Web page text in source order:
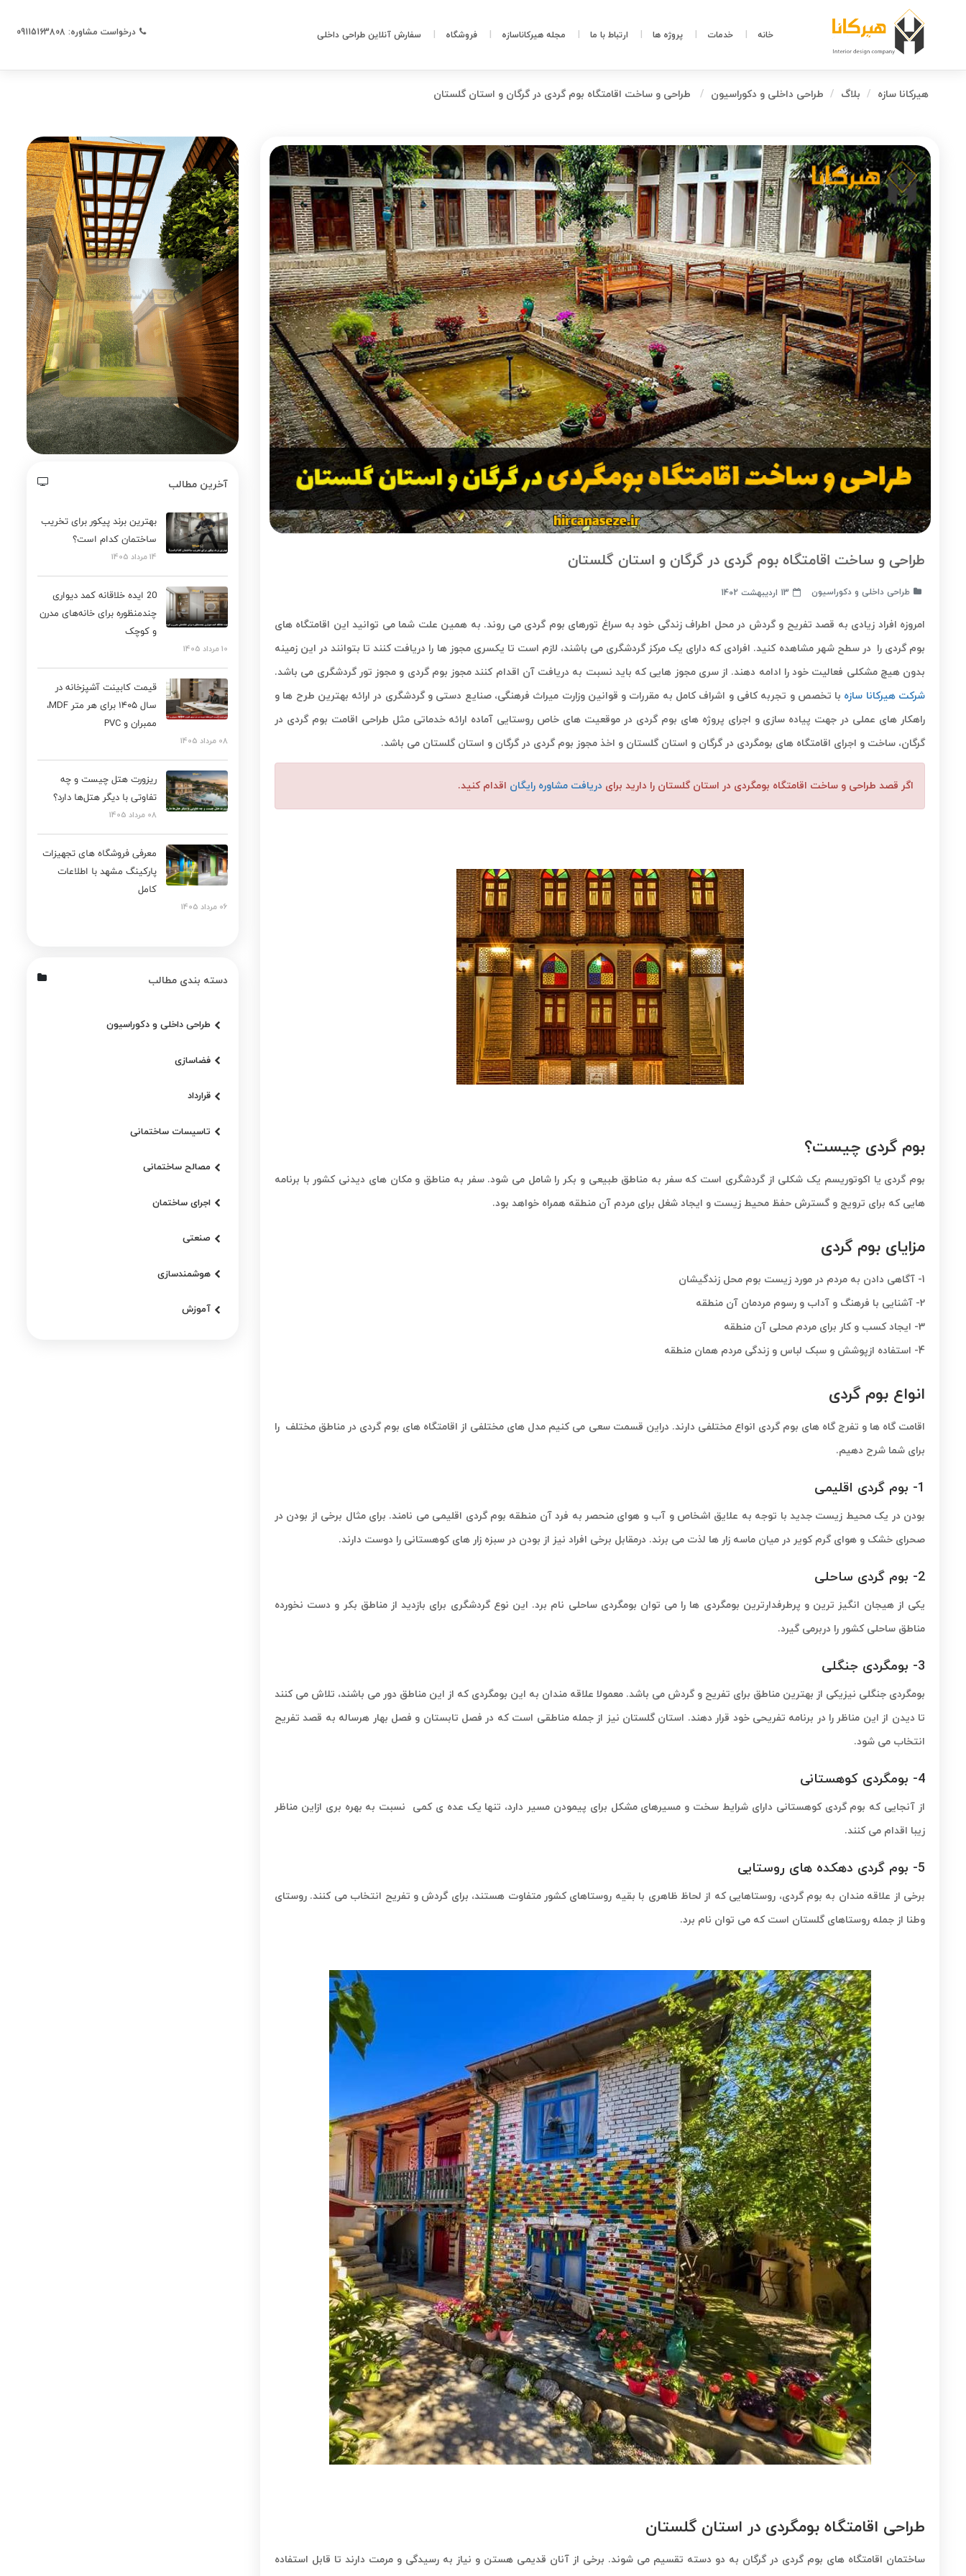
خانه خدمات پروژه ها ارتباط با ما مجله هیرکاناسازه فروشگاه سفارش آنلاین طراحی داخلی درخواست مشاوره: 09115163808
هیرکانا سازه بلاگ طراحی داخلی و دکوراسیون طراحی و ساخت اقامتگاه بوم گردی در گرگان و استان گلستان
طراحی و ساخت اقامتگاه بوم گردی در گرگان و استان گلستان
طراحی داخلی و دکوراسیون 13 اردیبهشت 1402
امروزه افراد زیادی به قصد تفریح و گردش در محل اطراف زندگی خود به سراغ تورهای بوم گردی می روند. به همین علت شما می توانید این اقامتگاه های
بوم گردی را در سطح شهر مشاهده کنید. افرادی که دارای یک مرکز گردشگری می باشند، لازم است تا یکسری مجوز ها را دریافت کنند تا بتوانند در این زمینه
بدون هیچ مشکلی فعالیت خود را ادامه دهند. از سری مجوز هایی که باید نسبت به دریافت آن اقدام کنند مجوز بوم گردی و مجوز تور گردشگری می باشد.
شرکت هیرکانا سازه با تخصص و تجربه کافی و اشراف کامل به مقررات و قوانین وزارت میراث فرهنگی، صنایع دستی و گردشگری در ارائه بهترین طرح ها و
راهکار های عملی در جهت پیاده سازی و اجرای پروژه های بوم گردی در موقعیت های خاص روستایی آماده ارائه خدماتی مثل طراحی اقامت بوم گردی در
گرگان، ساخت و اجرای اقامتگاه های بومگردی در گرگان و استان گلستان و اخذ مجوز بوم گردی در گرگان و استان گلستان می باشد.
اگر قصد طراحی و ساخت اقامتگاه بومگردی در استان گلستان را دارید برای دریافت مشاوره رایگان اقدام کنید.
بوم گردی چیست؟
بوم گردی یا اکوتوریسم یک شکلی از گردشگری است که سفر به مناطق طبیعی و بکر را شامل می شود. سفر به مناطق و مکان های دیدنی کشور با برنامه
هایی که برای ترویج و گسترش حفظ محیط زیست و ایجاد شغل برای مردم آن منطقه همراه خواهد بود.
مزایای بوم گردی
1- آگاهی دادن به مردم در مورد زیست بوم محل زندگیشان
2- آشنایی با فرهنگ و آداب و رسوم مردمان آن منطقه
3- ایجاد کسب و کار برای مردم محلی آن منطقه
4- استفاده ازپوشش و سبک لباس و زندگی مردم همان منطقه
انواع بوم گردی
اقامت گاه ها و تفرج گاه های بوم گردی انواع مختلفی دارند. دراین قسمت سعی می کنیم مدل های مختلفی از اقامتگاه های بوم گردی در مناطق مختلف را
برای شما شرح دهیم.
1- بوم گردی اقلیمی
بودن در یک محیط زیست جدید با توجه به علایق اشخاص و آب و هوای منحصر به فرد آن منطقه بوم گردی اقلیمی می نامند. برای مثال برخی از بودن در
صحرای خشک و هوای گرم کویر در میان ماسه زار ها لذت می برند. درمقابل برخی افراد نیز از بودن در سبزه زار های کوهستانی را دوست دارند.
2- بوم گردی ساحلی
یکی از هیجان انگیز ترین و پرطرفدارترین بومگردی ها را می توان بومگردی ساحلی نام برد. این نوع گردشگری برای بازدید از مناطق بکر و دست نخورده
مناطق ساحلی کشور را دربرمی گیرد.
3- بومگردی جنگلی
بومگردی جنگلی نیزیکی از بهترین مناطق برای تفریح و گردش می باشد. معمولا علاقه مندان به این بومگردی که از این مناطق دور می باشند، تلاش می کنند
تا دیدن از این مناظر را در برنامه تفریحی خود قرار دهند. استان گلستان نیز از جمله مناطقی است که در فصل تابستان و فصل بهار هرساله به قصد تفریح
انتخاب می شود.
4- بومگردی کوهستانی
از آنجایی که بوم گردی کوهستانی دارای شرایط سخت و مسیرهای مشکل برای پیمودن مسیر دارد، تنها یک عده ی کمی نسبت به بهره بری ازاین مناظر
زیبا اقدام می کنند.
5- بوم گردی دهکده های روستایی
برخی از علاقه مندان به بوم گردی، روستاهایی که از لحاظ ظاهری با بقیه روستاهای کشور متفاوت هستند، برای گردش و تفریح انتخاب می کنند. روستای
وطنا از جمله روستاهای گلستان است که می توان نام برد.
طراحی اقامتگاه بومگردی در استان گلستان
ساختمان اقامتگاه های بوم گردی در گرگان به دو دسته تقسیم می شوند. برخی از آنان قدیمی هستن و نیاز به رسیدگی و مرمت دارند تا قابل استفاده
آخرین مطالب
بهترین برند پیکور برای تخریب
ساختمان کدام است؟
14 مرداد 1405
20 ایده خلاقانه کمد دیواری
چندمنظوره برای خانه‌های مدرن
و کوچک
10 مرداد 1405
قیمت کابینت آشپزخانه در
سال ۱۴۰۵ برای هر متر MDF،
ممبران و PVC
08 مرداد 1405
ریزورت هتل چیست و چه
تفاوتی با دیگر هتل‌ها دارد؟
08 مرداد 1405
معرفی فروشگاه های تجهیزات
پارکینگ مشهد با اطلاعات
کامل
06 مرداد 1405
دسته بندی مطالب
طراحی داخلی و دکوراسیون
فضاسازی
قرارداد
تاسیسات ساختمانی
مصالح ساختمانی
اجرای ساختمان
صنعتی
هوشمندسازی
آموزش